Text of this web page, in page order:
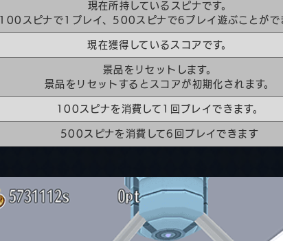
現在所持しているスピナです。
100スピナで1プレイ、500スピナで6プレイ遊ぶことがで
現在獲得しているスコアです。
景品をリセットします。
景品をリセットするとスコアが初期化されます。
100スピナを消費して1回プレイできます。
500スピナを消費して6回プレイできます